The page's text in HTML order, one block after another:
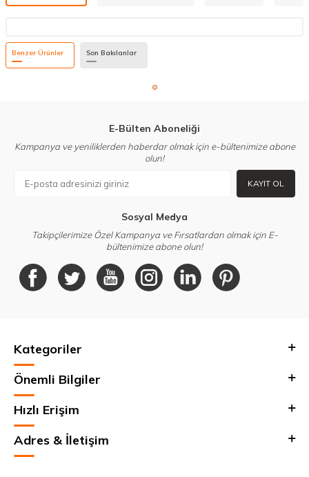
Benzer Ürünler Son Bakılanlar
E-Bülten Aboneliği
Kampanya ve yeniliklerden haberdar olmak için e-bültenimize abone
olun!
KAYIT OL
Sosyal Medya
Takipçilerimize Özel Kampanya ve Fırsatlardan olmak için E-
bültenimize abone olun!
Kategoriler
Önemli Bilgiler
Hızlı Erişim
Adres & İletişim